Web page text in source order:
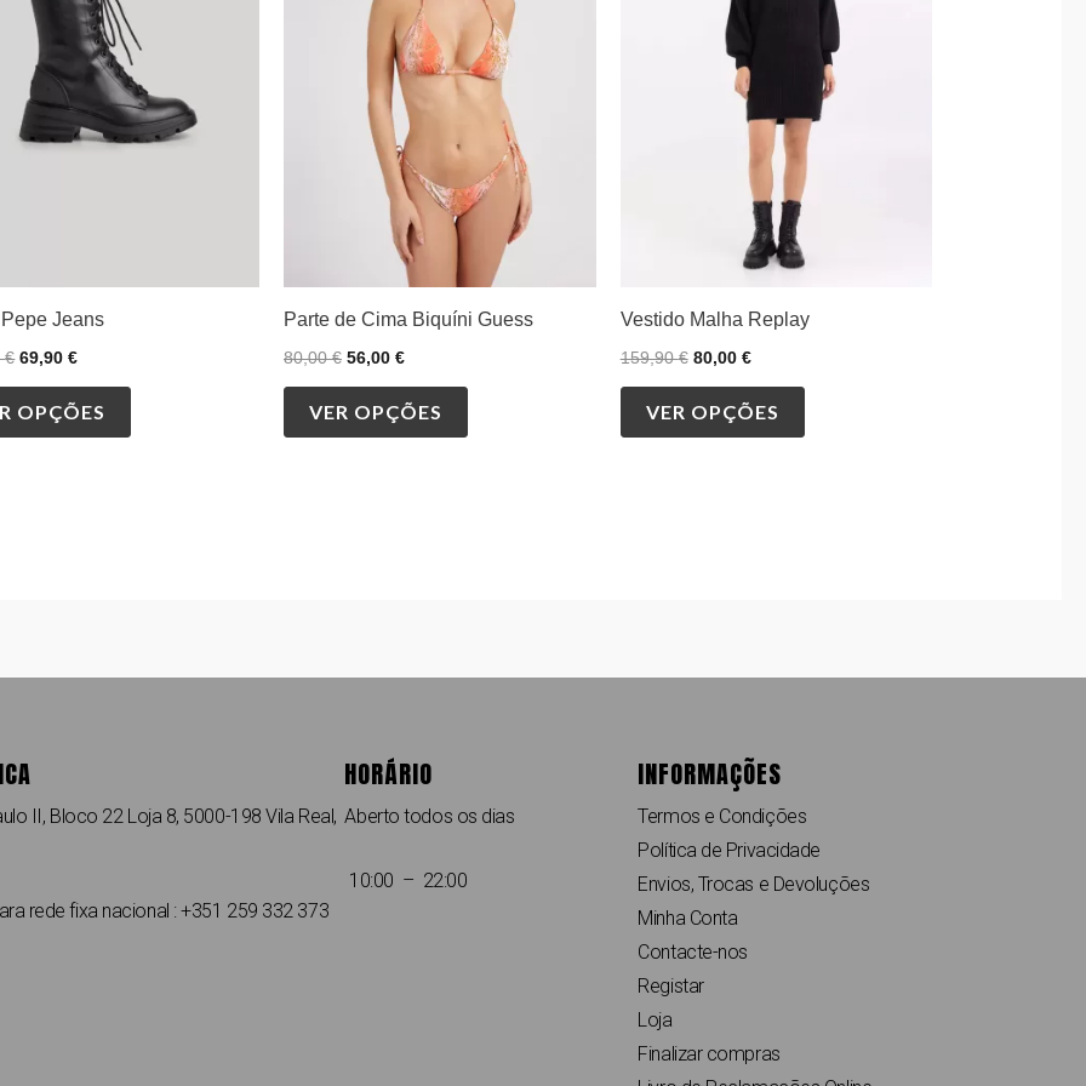
Jeans
€ 69,90€
OPÇÕES
variants.
The
options
may
Parte de Cima Biquíni Guess
80,00€ 56,00 €
VER OPÇÕES
variants.
The
options
chosen
product
Vestido Malha Replay
159,90€ 80,00 €
VER OPÇÕES
variants.
The
options
may
the
II, Bloco 22 Loja 8, 5000-198 Vila Real,
rede fixa nacional : +351 259 332 373
HORÁRIO
Aberto todos os dias
10:00 – 22:00
INFORMAÇÕES
Termos e Condições
Política de Privacidade
Envios, Trocas e Devoluções
Minha Conta
Contacte-nos
Registar
Loja
Finalizar compras